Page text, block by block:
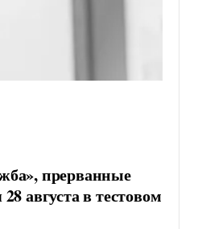
прерванные
августа в тестовом